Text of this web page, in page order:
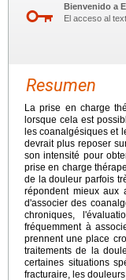
Bienvenido a
El acceso al
Resumen
La prise en charge
lorsque cela est
les coanalgésiques et
devrait plus reposer
son intensité pour
prise en charge
de la douleur parfois
répondent mieux aux
d'associer des
chroniques,
fréquemment à
prennent une place
traitements de la
certaines situations
fracturaire, les